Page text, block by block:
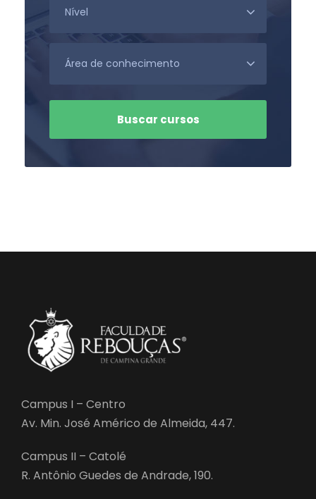
Campus I – Centro
Av. Min. José Américo de Almeida, 447.
Campus II – Catolé
R. Antônio Guedes de Andrade, 190.